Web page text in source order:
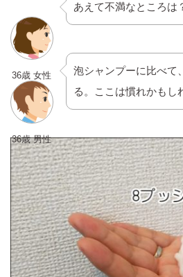
36歳 女性
あえて不満なところは
36歳 男性
泡シャンプーに比べて
る。ここは慣れかもし